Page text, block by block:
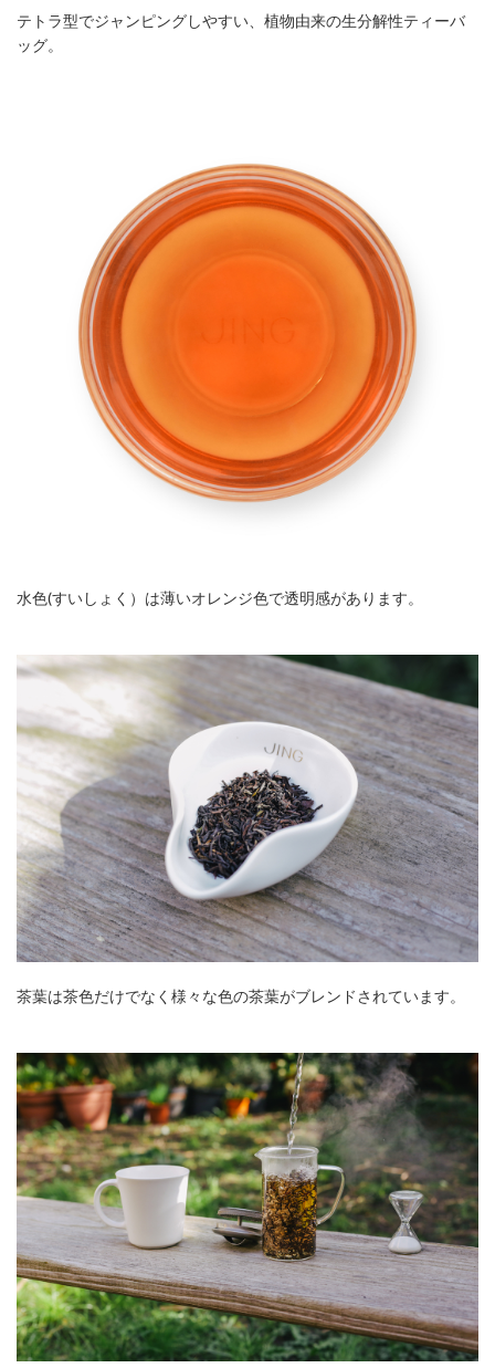
テトラ型でジャンピングしやすい、植物由来の生分解性ティーバ
ッグ。
水色(すいしょく）は薄いオレンジ色で透明感があります。
茶葉は茶色だけでなく様々な色の茶葉がブレンドされています。